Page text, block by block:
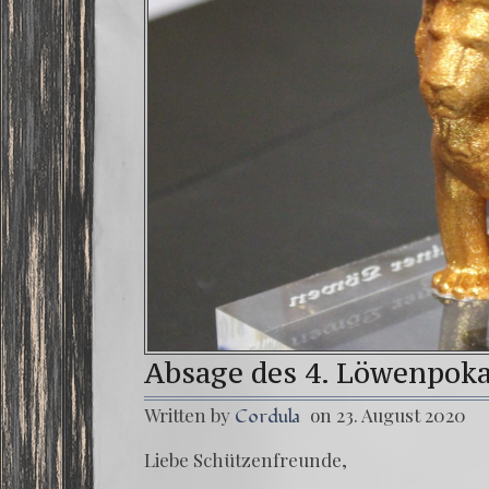
Absage des 4.
Written by Cordula on 23. August 2020
Lie­be Schützenfreunde,